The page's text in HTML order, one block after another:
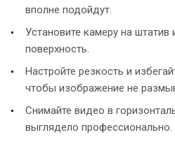
вполне подойдут.
Установите камеру на
поверхность.
Настройте резкость и
чтобы изображение не
Снимайте видео в
выглядело профессионально.